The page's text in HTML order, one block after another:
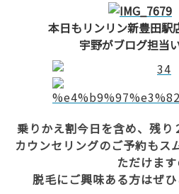
本日もリンリン新豊田駅
宇野がブログ担当
乗りかえ割今日を含め、残
カウンセリングのご予約もス
ただけま
脱毛にご興味ある方はぜひ